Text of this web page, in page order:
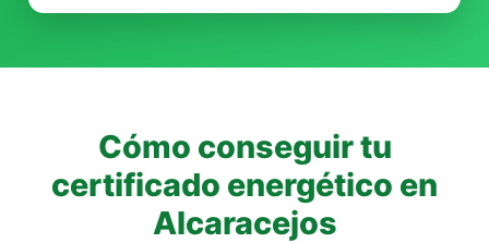
Cómo conseguir tu
certificado energético en
Alcaracejos